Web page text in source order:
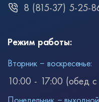
8 (815-37) 5-25-
Режим работы:
Вторник − воскресенье:
10:00 - 17:00 (обед
Понедельник −